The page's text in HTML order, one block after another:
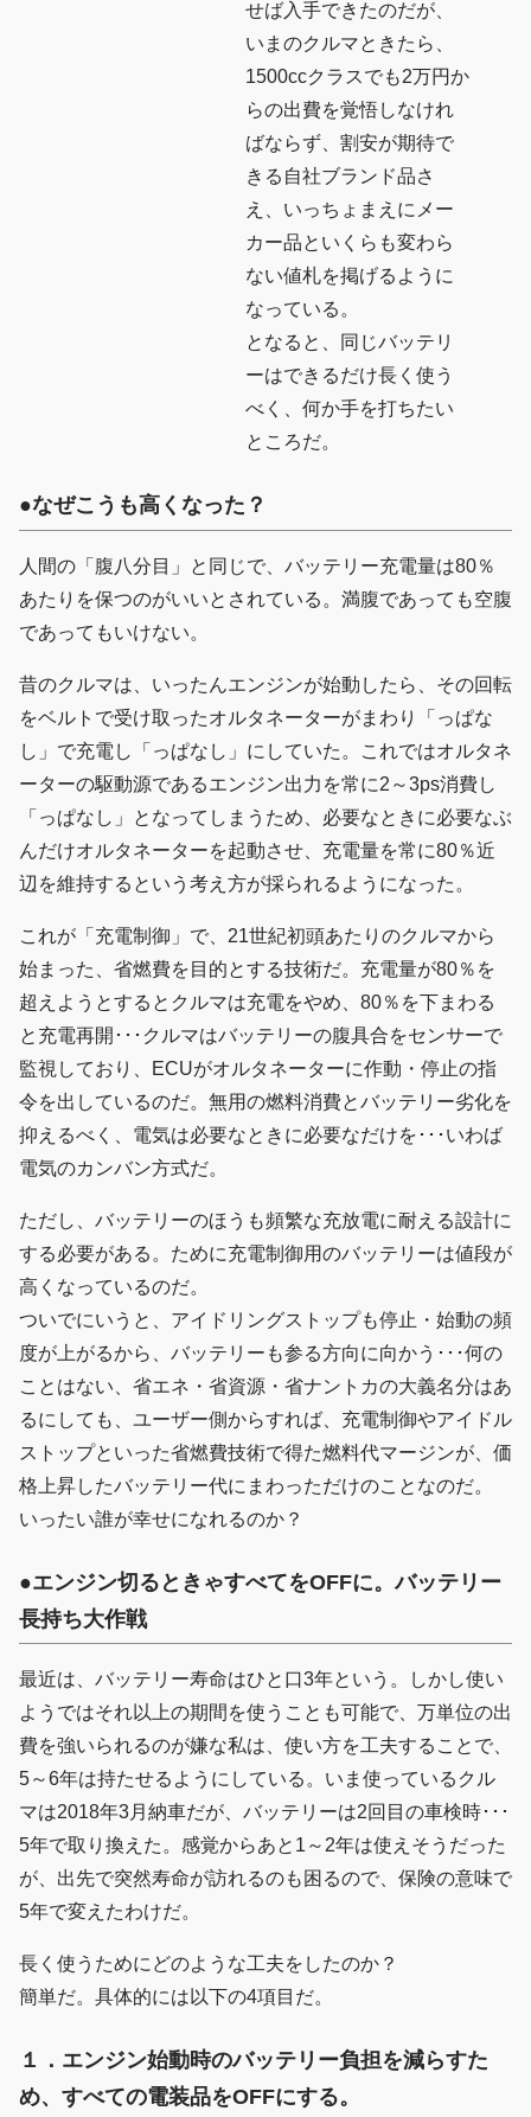
せば入手できたのだが、
いまのクルマときたら、
1500ccクラスでも2万円か
らの出費を覚悟しなけれ
ばならず、割安が期待で
きる自社ブランド品さ
え、いっちょまえにメー
カー品といくらも変わら
ない値札を掲げるように
なっている。
となると、同じバッテリ
ーはできるだけ長く使う
べく、何か手を打ちたい
ところだ。
●なぜこうも高くなった？
人間の「腹八分目」と同じで、バッテリー充電量は80％
あたりを保つのがいいとされている。満腹であっても空腹
であってもいけない。
昔のクルマは、いったんエンジンが始動したら、その回転
をベルトで受け取ったオルタネーターがまわり「っぱな
し」で充電し「っぱなし」にしていた。これではオルタネ
ーターの駆動源であるエンジン出力を常に2～3ps消費し
「っぱなし」となってしまうため、必要なときに必要なぶ
んだけオルタネーターを起動させ、充電量を常に80％近
辺を維持するという考え方が採られるようになった。
これが「充電制御」で、21世紀初頭あたりのクルマから
始まった、省燃費を目的とする技術だ。充電量が80％を
超えようとするとクルマは充電をやめ、80％を下まわる
と充電再開･･･クルマはバッテリーの腹具合をセンサーで
監視しており、ECUがオルタネーターに作動・停止の指
令を出しているのだ。無用の燃料消費とバッテリー劣化を
抑えるべく、電気は必要なときに必要なだけを･･･いわば
電気のカンバン方式だ。
ただし、バッテリーのほうも頻繁な充放電に耐える設計に
する必要がある。ために充電制御用のバッテリーは値段が
高くなっているのだ。
ついでにいうと、アイドリングストップも停止・始動の頻
度が上がるから、バッテリーも参る方向に向かう･･･何の
ことはない、省エネ・省資源・省ナントカの大義名分はあ
るにしても、ユーザー側からすれば、充電制御やアイドル
ストップといった省燃費技術で得た燃料代マージンが、価
格上昇したバッテリー代にまわっただけのことなのだ。
いったい誰が幸せになれるのか？
●エンジン切るときゃすべてをOFFに。バッテリー
長持ち大作戦
最近は、バッテリー寿命はひと口3年という。しかし使い
ようではそれ以上の期間を使うことも可能で、万単位の出
費を強いられるのが嫌な私は、使い方を工夫することで、
5～6年は持たせるようにしている。いま使っているクル
マは2018年3月納車だが、バッテリーは2回目の車検時･･･
5年で取り換えた。感覚からあと1～2年は使えそうだった
が、出先で突然寿命が訪れるのも困るので、保険の意味で
5年で変えたわけだ。
長く使うためにどのような工夫をしたのか？
簡単だ。具体的には以下の4項目だ。
１．エンジン始動時のバッテリー負担を減らすた
め、すべての電装品をOFFにする。